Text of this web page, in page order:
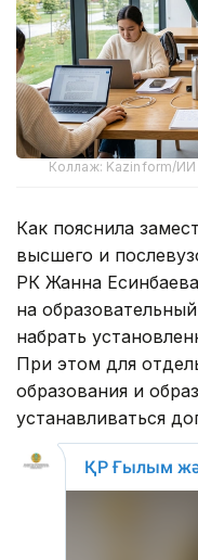
Коллаж: Kazinform/ИИ
Как пояснила
высшего и
РК Жанна
на
набрать
При этом для
образования и
устанавливаться